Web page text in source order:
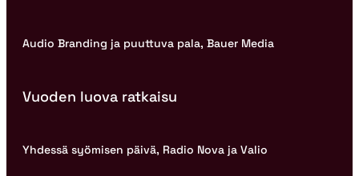
Audio Branding ja puuttuva pala, Bauer Media
Vuoden luova ratkaisu
Yhdessä syömisen päivä, Radio Nova ja Valio